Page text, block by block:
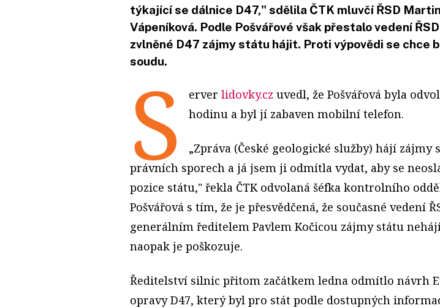
týkající se dálnice D47," sdělila ČTK mluvčí ŘSD
Vápeníková. Podle Pošvářové však přestalo vedení
zvlněné D47 zájmy státu hájit. Proti výpovědi se chce
soudu.
S erver lidovky.cz uvedl, že Pošvářová byla
hodinu a byl jí zabaven mobilní telefon.
„Zpráva (České geologické služby) hájí zájmy
právních sporech a já jsem ji odmítla vydat, aby se
pozice státu," řekla ČTK odvolaná šéfka kontrolního
Pošvářová s tím, že je přesvědčená, že současné vedení
generálním ředitelem Pavlem Kočicou zájmy státu
naopak je poškozuje.
Ředitelství silnic přitom začátkem ledna odmítlo návrh
opravy D47, který byl pro stát podle dostupných